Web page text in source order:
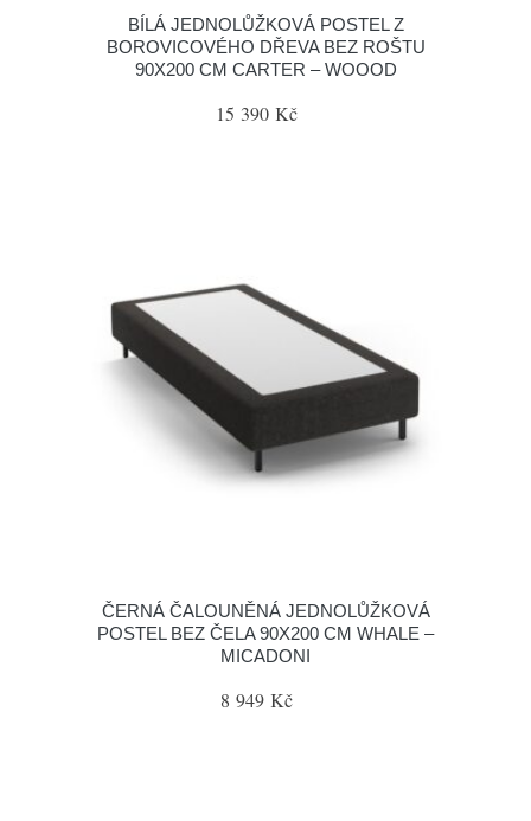
BÍLÁ JEDNOLŮŽKOVÁ POSTEL Z
BOROVICOVÉHO DŘEVA BEZ ROŠTU
90X200 CM CARTER – WOOOD
15 390 Kč
ČERNÁ ČALOUNĚNÁ JEDNOLŮŽKOVÁ
POSTEL BEZ ČELA 90X200 CM WHALE –
MICADONI
8 949 Kč